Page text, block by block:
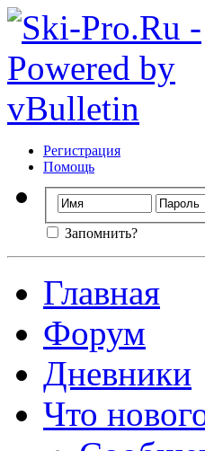
Регистрация
Помощь
Запомнить?
Главная
Форум
Дневники
Что